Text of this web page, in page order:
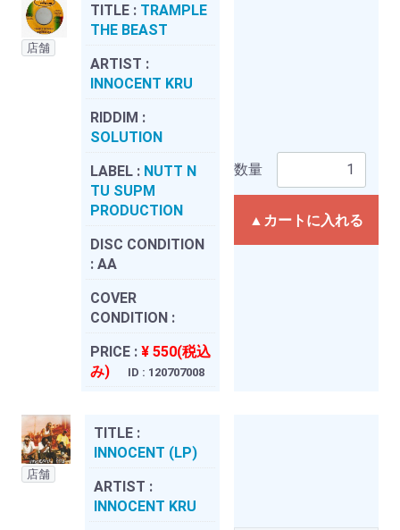
店舗
TITLE : TRAMPLE
THE BEAST
ARTIST :
INNOCENT KRU
RIDDIM :
SOLUTION
LABEL : NUTT N
TU SUPM
PRODUCTION
DISC CONDITION
: AA
COVER
CONDITION :
PRICE : ¥ 550(税込
み)
ID : 120707008
数量
▲カートに入れる
店舗
TITLE :
INNOCENT (LP)
ARTIST :
INNOCENT KRU